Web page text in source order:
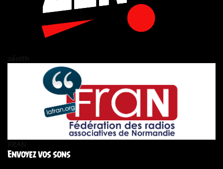
Envoyez vos sons